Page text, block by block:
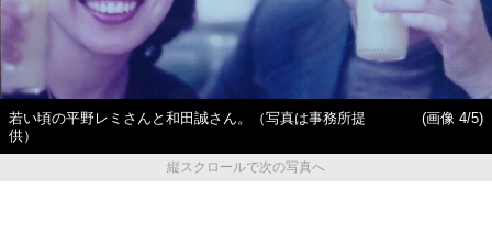
若い頃の平野レミさんと和田誠さん。（写真は事務所提
供）
(画像 4/5)
縦スクロールで次の写真へ